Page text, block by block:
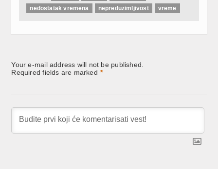
nedostatak vremena
nepreduzimljivost vreme
Your e-mail address will not be published.
Required fields are marked *